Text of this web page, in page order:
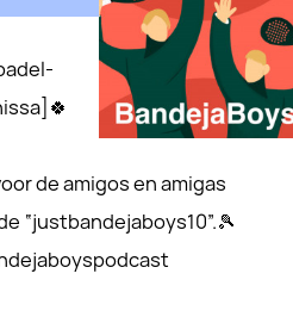
de amigos en amigas
“justbandejaboys10”.🎾